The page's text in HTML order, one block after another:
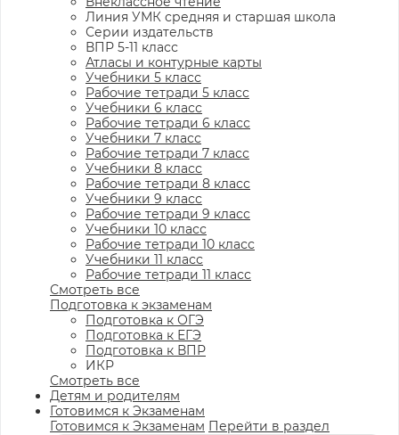
Линия УМК средняя и старшая школа
Серии издательств
ВПР 5-11 класс
Атласы и контурные карты
Учебники 5 класс
Рабочие тетради 5 класс
Учебники 6 класс
Рабочие тетради 6 класс
Учебники 7 класс
Рабочие тетради 7 класс
Учебники 8 класс
Рабочие тетради 8 класс
Учебники 9 класс
Рабочие тетради 9 класс
Учебники 10 класс
Рабочие тетради 10 класс
Учебники 11 класс
Рабочие тетради 11 класс
Смотреть все
Подготовка к экзаменам
Подготовка к ОГЭ
Подготовка к ЕГЭ
Подготовка к ВПР
ИКР
Смотреть все
Детям и родителям
Готовимся к Экзаменам
Готовимся к Экзаменам Перейти в раздел